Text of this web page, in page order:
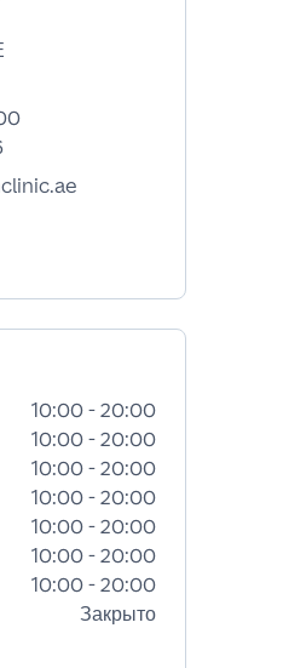
10:00 - 20:00
10:00 - 20:00
10:00 - 20:00
10:00 - 20:00
10:00 - 20:00
10:00 - 20:00
10:00 - 20:00
Закрыто